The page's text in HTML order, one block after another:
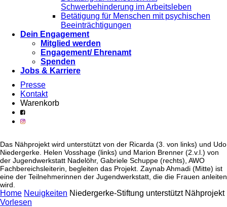
Schwerbehinderung im Arbeitsleben
Betätigung für Menschen mit psychischen
Beeinträchtigungen
Dein Engagement
Mitglied werden
Engagement/ Ehrenamt
Spenden
Jobs & Karriere
Presse
Kontakt
Warenkorb
Das Nähprojekt wird unterstützt von der Ricarda (3. von links) und Udo
Niedergerke. Helen Vosshage (links) und Marion Brenner (2.v.l.) von
der Jugendwerkstatt Nadelöhr, Gabriele Schuppe (rechts), AWO
Fachbereichsleiterin, begleiten das Projekt. Zaynab Ahmadi (Mitte) ist
eine der Teilnehmerinnen der Jugendwerkstatt, die die Frauen anleiten
wird.
Home Neuigkeiten Niedergerke-Stiftung unterstützt Nähprojekt
Vorlesen